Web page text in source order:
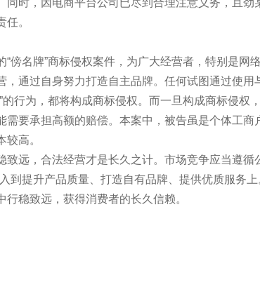
同时，因电商平台公司已尽到合理注意义务，且
。
名牌”商标侵权案件，为广大经营者，特别是网
，通过自身努力打造自主品牌。任何试图通过使用
的行为，都将构成商标侵权。而一旦构成商标侵权
需要承担高额的赔偿。本案中，被告虽是个体工
高。
远，合法经营才是长久之计。市场竞争应当遵循
到提升产品质量、打造自有品牌、提供优质服务
行稳致远，获得消费者的长久信赖。